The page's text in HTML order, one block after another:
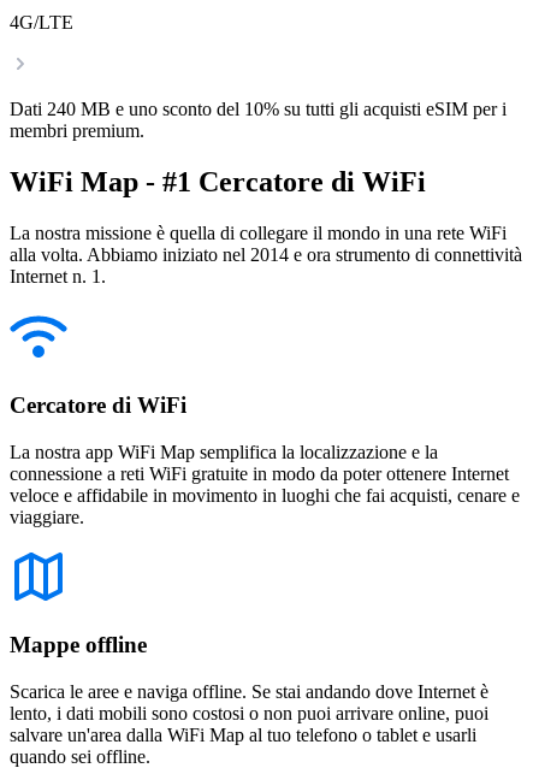
4G/LTE
Dati 240 MB e uno sconto del 10% su tutti gli acquisti eSIM per i
membri premium.
WiFi Map - #1 Cercatore di WiFi
La nostra missione è quella di collegare il mondo in una rete WiFi
alla volta. Abbiamo iniziato nel 2014 e ora strumento di connettività
Internet n. 1.
Cercatore di WiFi
La nostra app WiFi Map semplifica la localizzazione e la
connessione a reti WiFi gratuite in modo da poter ottenere Internet
veloce e affidabile in movimento in luoghi che fai acquisti, cenare e
viaggiare.
Mappe offline
Scarica le aree e naviga offline. Se stai andando dove Internet è
lento, i dati mobili sono costosi o non puoi arrivare online, puoi
salvare un'area dalla WiFi Map al tuo telefono o tablet e usarli
quando sei offline.